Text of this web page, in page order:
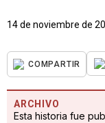
14 de noviembre de
COMPARTIR
ARCHIVO
Esta historia fue